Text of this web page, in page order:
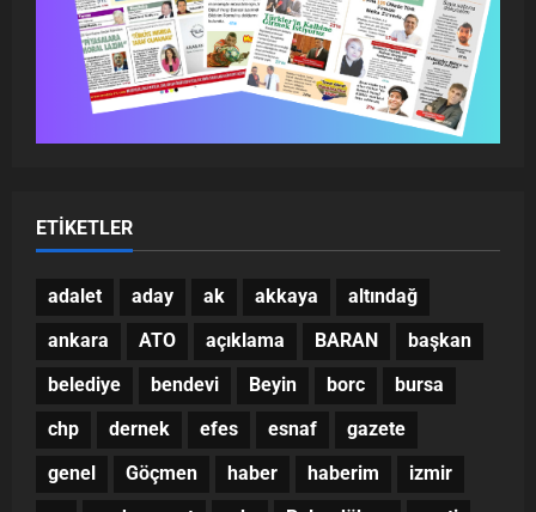
ETIKETLER
adalet aday ak akkaya
altındağ
ankara
ATO açıklama BARAN
başkan
belediye
bendevi Beyin borc
bursa
chp
dernek efes esnaf
gazete
genel
Göçmen haber haberim
izmir